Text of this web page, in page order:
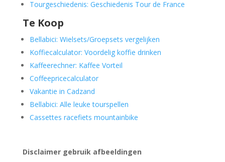
Tourgeschiedenis: Geschiedenis Tour de France
Te Koop
Bellabici: Wielsets/Groepsets vergelijken
Koffiecalculator: Voordelig koffie drinken
Kaffeerechner: Kaffee Vorteil
Coffeepricecalculator
Vakantie in Cadzand
Bellabici: Alle leuke tourspellen
Cassettes racefiets mountainbike
Disclaimer gebruik afbeeldingen